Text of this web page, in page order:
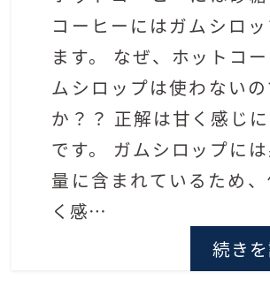
コーヒーにはガムシロ
ます。 なぜ、ホットコ
ムシロップは使わない
か？？ 正解は甘く感じ
です。 ガムシロップに
量に含まれているため
く感…
続き